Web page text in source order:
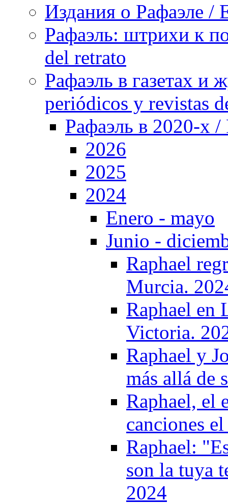
Издания о Рафаэле /
Рафаэль: штрихи к
del retrato
Рафаэль в газетах и
periódicos y revistas
Рафаэль в 2020-х /
2026
2025
2024
Enero - mayo
Junio -
Raphael
Murcia.
Raphael en
Victoria.
Raphael y
más allá de
Raphael, el
canciones
Raphael:
son la tuya
2024